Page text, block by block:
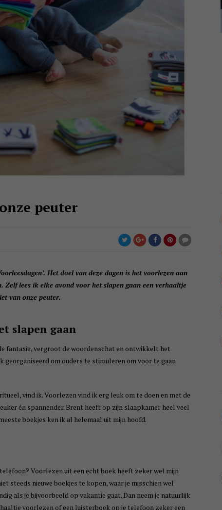
peuter
Het doel van deze dagen is het voorlezen aan
lees ik elke avond voor het slapen gaan een verhaaltje
van onze peuter.
slapen gaan
fantasie, vergroot de woordenschat en ontwikkelt het
georganiseerd om ouders te stimuleren om voor te gaan
vind ik. Voorlezen vind ik erg leuk om te doen en met de
én spannender. Brent heeft op zijn slaapkamer heel veel
boekjes ken ik al helemaal uit mijn hoofd.
Voorlezen uit een echt boek heeft zeker wel mijn
steeds nieuwe boekjes te kopen, waar je misschien wel
als je bijvoorbeeld op vakantie gaat. Dan neem je natuurlijk
voorlezen of een luisterboek op je telefoon zeker een